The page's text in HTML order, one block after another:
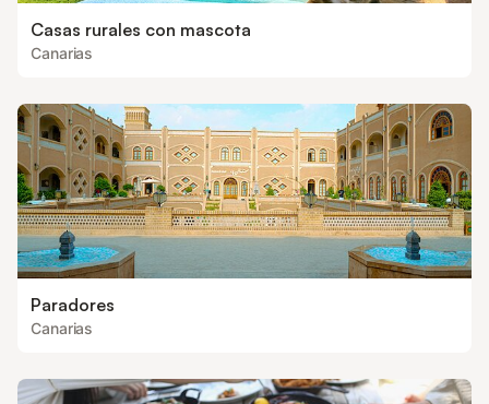
Casas rurales con mascota
Canarias
Paradores
Canarias